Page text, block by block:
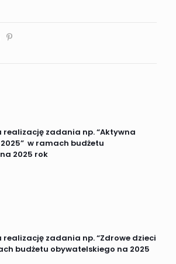
realizację zadania np. “Aktywna
w ramach budżetu
2025 rok
realizację zadania np. “Zdrowe dzieci
budżetu obywatelskiego na 2025